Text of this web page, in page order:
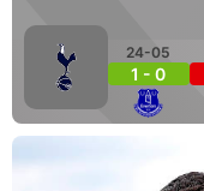
24-05
1 - 0